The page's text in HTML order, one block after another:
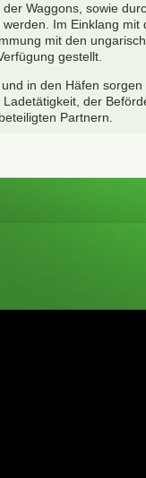
Waggons, sowie
Im Einklang
mit den
gestellt.
in den Häfen
der
Partnern.